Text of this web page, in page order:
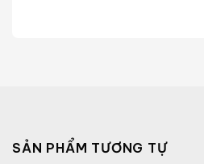
SẢN PHẨM TƯƠNG TỰ